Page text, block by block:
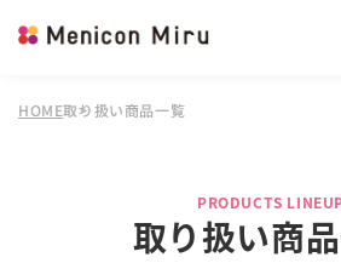
HOME取り扱い商品一覧
PRODUCTS
取り扱い商